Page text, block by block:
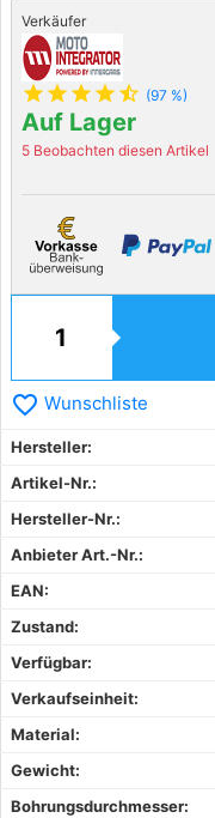
Verkäufer
star star star star star_half (97 %)
Auf Lager
5 Beobachten diesen Artikel
favorite_border Wunschliste
Hersteller:
Artikel-Nr.:
Hersteller-Nr.:
Anbieter Art.-Nr.:
EAN:
Zustand:
Verfügbar:
Verkaufseinheit:
Material:
Gewicht:
Bohrungsdurchmesser: